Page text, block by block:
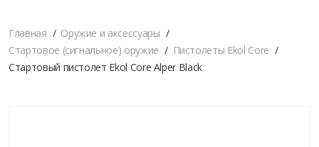
Главная
Оружие и аксессуары
Стартовое (сигнальное) оружие
Пистолеты Ekol Core
Стартовый пистолет Ekol Core Alper Black